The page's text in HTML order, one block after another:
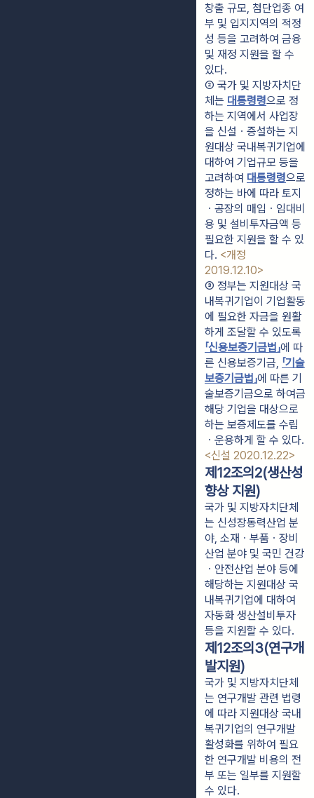
창출 규모, 첨단업종 여
부 및 입지지역의 적정
성 등을 고려하여 금융
및 재정 지원을 할 수
있다.
② 국가 및 지방자치단
체는 대통령령으로 정
하는 지역에서 사업장
을 신설ㆍ증설하는 지
원대상 국내복귀기업에
대하여 기업규모 등을
고려하여 대통령령으로
정하는 바에 따라 토지
ㆍ공장의 매입ㆍ임대비
용 및 설비투자금액 등
필요한 지원을 할 수 있
다. <개정
2019.12.10>
③ 정부는 지원대상 국
내복귀기업이 기업활동
에 필요한 자금을 원활
「신용보증기금법」에 따
른 신용보증기금, 「기술
보증기금법」에 따른 기
술보증기금으로 하여금
해당 기업을 대상으로
하는 보증제도를 수립
<신설 2020.12.22>
제12조의2(생산성
향상 지원)
국가 및 지방자치단체
는 신성장동력산업 분
야, 소재ㆍ부품ㆍ장비
산업 분야 및 국민 건강
ㆍ안전산업 분야 등에
해당하는 지원대상 국
내복귀기업에 대하여
자동화 생산설비투자
등을 지원할 수 있다.
제12조의3(연구개
발지원)
국가 및 지방자치단체
는 연구개발 관련 법령
에 따라 지원대상 국내
복귀기업의 연구개발
활성화를 위하여 필요
한 연구개발 비용의 전
부 또는 일부를 지원할
수 있다.